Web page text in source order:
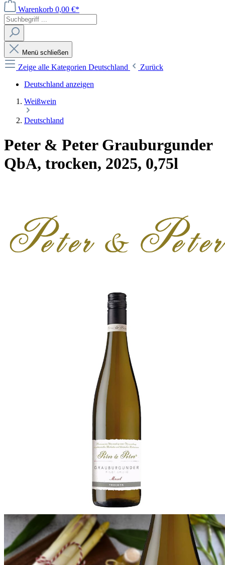
Warenkorb 0,00 €*
Menü schließen
Zeige alle Kategorien Deutschland
Zurück
Deutschland anzeigen
Weißwein
Deutschland
Peter & Peter Grauburgunder
QbA, trocken, 2025, 0,75l